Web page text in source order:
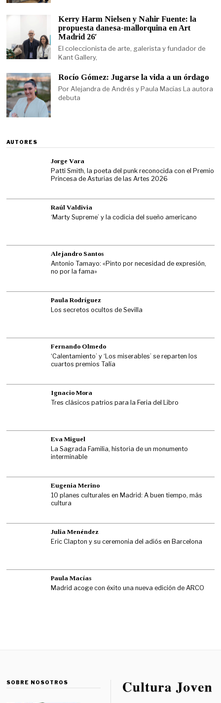
Kerry Harm Nielsen y Nahir Fuente: la
propuesta danesa-mallorquina en Art
Madrid 26′
El coleccionista de arte, galerista y fundador de
Kant Gallery,
Rocío Gómez: Jugarse la vida a un órdago
Por Alejandra de Andrés y Paula Macías La autora
debuta
AUTORES
Jorge Vara
Patti Smith, la poeta del punk reconocida con el Premio
Princesa de Asturias de las Artes 2026
Raúl Valdivia
‘Marty Supreme’ y la codicia del sueño americano
Alejandro Santos
Antonio Tamayo: «Pinto por necesidad de expresión,
no por la fama»
Paula Rodríguez
Los secretos ocultos de Sevilla
Fernando Olmedo
‘Calentamiento’ y ‘Los miserables’ se reparten los
cuartos premios Talía
Ignacio Mora
Tres clásicos patrios para la Feria del Libro
Eva Miguel
La Sagrada Familia, historia de un monumento
interminable
Eugenia Merino
10 planes culturales en Madrid: A buen tiempo, más
cultura
Julia Menéndez
Eric Clapton y su ceremonia del adiós en Barcelona
Paula Macías
Madrid acoge con éxito una nueva edición de ARCO
SOBRE NOSOTROS